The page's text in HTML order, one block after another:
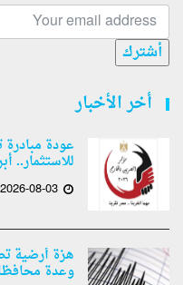
أشترك
أخر الأخبار
عودة
للاستثمار..
2026-08-03
هزة أرضية
وعدة